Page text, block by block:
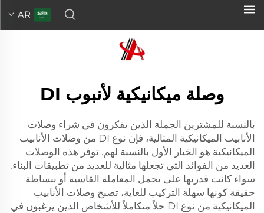
AR
وصلة ميكانيكية لأنبوب DI
بالنسبة للمشترين الجملة الذين يفكرون في شراء وصلات
الأنابيب الميكانيكية المثالية، فإن نوع DI من وصلات الأنابيب
الميكانيكية هو الخيار الأول بالنسبة لهم. توفر هذه الوصلات
العديد من الفوائد التي تجعلها مثالية للعديد من تطبيقات البناء.
سواء كانت قدرتها على تحمل المعاملة القاسية أو ببساطة
حقيقة كونها سهلة التركيب للغاية، تصبح وصلات الأنابيب
الميكانيكية من نوع DI حلاً متكاملاً للأشخاص الذين يرغبون في